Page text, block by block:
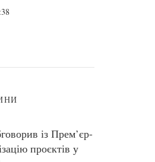
із Прем’єр-
проєктів у